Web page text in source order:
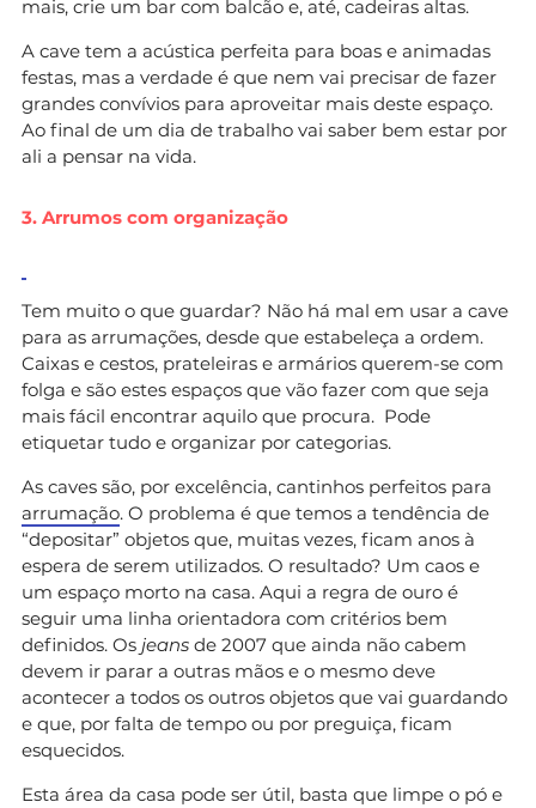
mais, crie um bar com balcão e, até, cadeiras altas.
A cave tem a acústica perfeita para boas e animadas
festas, mas a verdade é que nem vai precisar de fazer
grandes convívios para aproveitar mais deste espaço.
Ao final de um dia de trabalho vai saber bem estar por
ali a pensar na vida.
3. Arrumos com organização
Tem muito o que guardar? Não há mal em usar a cave
para as arrumações, desde que estabeleça a ordem.
Caixas e cestos, prateleiras e armários querem-se com
folga e são estes espaços que vão fazer com que seja
mais fácil encontrar aquilo que procura. Pode
etiquetar tudo e organizar por categorias.
As caves são, por excelência, cantinhos perfeitos para
arrumação. O problema é que temos a tendência de
“depositar” objetos que, muitas vezes, ficam anos à
espera de serem utilizados. O resultado? Um caos e
um espaço morto na casa. Aqui a regra de ouro é
seguir uma linha orientadora com critérios bem
definidos. Os jeans de 2007 que ainda não cabem
devem ir parar a outras mãos e o mesmo deve
acontecer a todos os outros objetos que vai guardando
e que, por falta de tempo ou por preguiça, ficam
esquecidos.
Esta área da casa pode ser útil, basta que limpe o pó e